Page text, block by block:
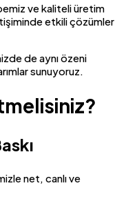
ve kaliteli üretim
etkili çözümler
de aynı özeni
sunuyoruz.
net, canlı ve